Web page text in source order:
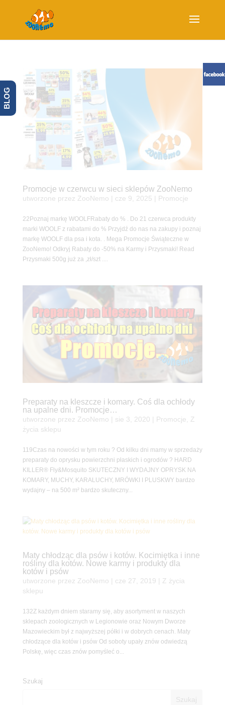
Promocje w czerwcu w sieci sklepów ZooNemo
utworzone przez ZooNemo cze 9, 2025 Promocje
22Poznaj markę WOOLFRabaty do % . Do 21 czerwca produkty
marki WOOLF z rabatami do % Przyjdź do nas na zakupy i poznaj
markę WOOLF dla psa i kota. . Mega Promocje Świąteczne w
ZooNemo! Odkryj Rabaty do -50% na Karmy i Przysmaki! Read
Przysmaki 500g już za ,zł/szt ....
Preparaty na kleszcze i komary. Coś dla ochłody
na upalne dni. Promocje…
utworzone przez ZooNemo sie 3, 2020 Promocje
Z
życia sklepu
119Czas na nowości w tym roku ? Od kilku dni mamy w sprzedaży
preparaty do oprysku powierzchni płaskich i ogrodów ? HARD
KILLER® Fly&Mosquito SKUTECZNY I WYDAJNY OPRYSK NA
KOMARY, MUCHY, KARALUCHY, MRÓWKI I PLUSKWY bardzo
wydajny – na 500 m² bardzo skuteczny...
Maty chłodząc dla psów i kotów. Kocimiętka i inne
rośliny dla kotów. Nowe karmy i produkty dla
kotów i psów
utworzone przez ZooNemo cze 27, 2019
Z życia
sklepu
132Z każdym dniem staramy się, aby asortyment w naszych
sklepach zoologicznych w Legionowie oraz Nowym Dworze
Mazowieckim był z najwyższej półki i w dobrych cenach. Maty
chłodzące dla kotów i psów Od soboty upały znów odwiedzą
Polskę, więc czas znów pomyśleć o...
Szukaj
BLOG